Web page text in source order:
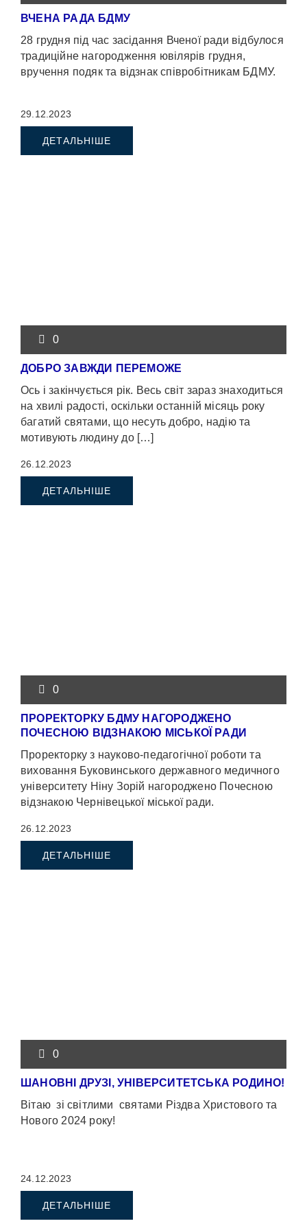
ВЧЕНА РАДА БДМУ
28 грудня під час засідання Вченої ради відбулося
традиційне нагородження ювілярів грудня,
вручення подяк та відзнак співробітникам БДМУ.
29.12.2023
ДЕТАЛЬНІШЕ
0
ДОБРО ЗАВЖДИ ПЕРЕМОЖЕ
Ось і закінчується рік. Весь світ зараз знаходиться
на хвилі радості, оскільки останній місяць року
багатий святами, що несуть добро, надію та
мотивують людину до […]
26.12.2023
ДЕТАЛЬНІШЕ
0
ПРОРЕКТОРКУ БДМУ НАГОРОДЖЕНО
ПОЧЕСНОЮ ВІДЗНАКОЮ МІСЬКОЇ РАДИ
Проректорку з науково-педагогічної роботи та
виховання Буковинського державного медичного
університету Ніну Зорій нагороджено Почесною
відзнакою Чернівецької міської ради.
26.12.2023
ДЕТАЛЬНІШЕ
0
ШАНОВНІ ДРУЗІ, УНІВЕРСИТЕТСЬКА РОДИНО!
Вітаю зі світлими святами Різдва Христового та
Нового 2024 року!
24.12.2023
ДЕТАЛЬНІШЕ